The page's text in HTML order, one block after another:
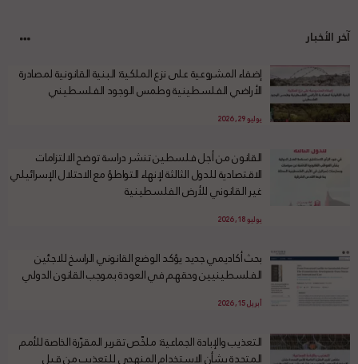
آخر الأخبار
إضفاء المشروعية على نزع الملكية: البنية القانونية لمصادرة
الأراضي الفلسطينية وطمس الوجود الفلسطيني
يوليو 29, 2026
القانون من أجل فلسطين تنشر دراسة توضح الالتزامات
الاقتصادية للدول الثالثة لإنهاء التواطؤ مع الاحتلال الإسرائيلي
غير القانوني للأرض الفلسطينية
يوليو 18, 2026
بحث أكاديمي جديد يؤكد الوضع القانوني الراسخ للاجئين
الفلسطينيين وحقهم في العودة بموجب القانون الدولي
أبريل 15, 2026
التعذيب والإبادة الجماعية: ملخّص تقرير المقرّرة الخاصة للأمم
المتحدة بشأن الاستخدام المنهجي للتعذيب من قبل